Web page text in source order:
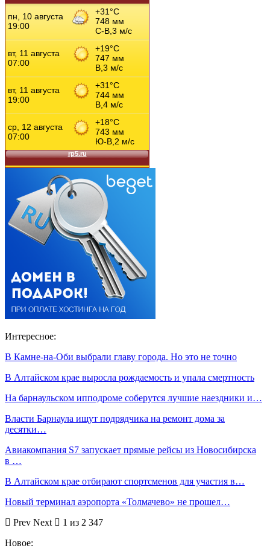
Интересное:
В Камне-на-Оби выбрали главу города. Но это не точно
В Алтайском крае выросла рождаемость и упала смертность
На барнаульском ипподроме соберутся лучшие наездники и…
Власти Барнаула ищут подрядчика на ремонт дома за
десятки…
Авиакомпания S7 запускает прямые рейсы из Новосибирска
в …
В Алтайском крае отбирают спортсменов для участия в…
Новый терминал аэропорта «Толмачево» не прошел…
Prev Next
1 из 2 347
Новое: